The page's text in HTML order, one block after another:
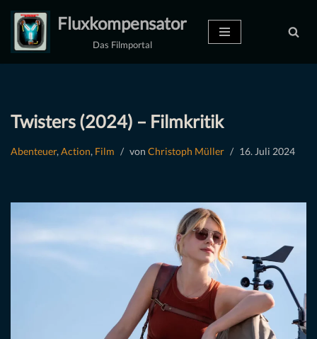
Zum
Inhalt
Fluxkompensator
Das Filmportal
Twisters (2024) – Filmkritik
Abenteuer, Action, Film von Christoph Müller 16. Juli 2024